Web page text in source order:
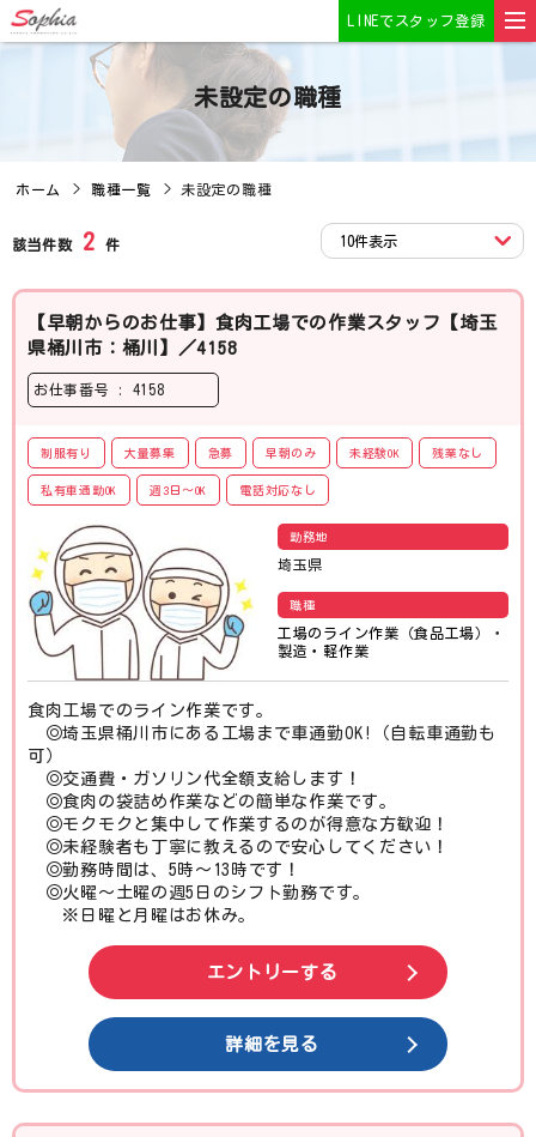
LINEでスタッフ登録
未設定の職種
ホーム 職種一覧 未設定の職種
該当件数 2 件
【早朝からのお仕事】食肉工場での作業スタッフ【埼玉
県桶川市：桶川】／4158
お仕事番号 : 4158
制服有り 大量募集 急募 早朝のみ 未経験OK 残業なし
私有車通勤OK 週3日〜OK 電話対応なし
勤務地
埼玉県
職種
工場のライン作業（食品工場）
・
製造・軽作業
食肉工場でのライン作業です。
◎埼玉県桶川市にある工場まで車通勤OK!（自転車通勤も
可）
◎交通費・ガソリン代全額支給します！
◎食肉の袋詰め作業などの簡単な作業です。
◎モクモクと集中して作業するのが得意な方歓迎！
◎未経験者も丁寧に教えるので安心してください！
◎勤務時間は、5時〜13時です！
◎火曜〜土曜の週5日のシフト勤務です。
※日曜と月曜はお休み。
エントリーする
詳細を見る